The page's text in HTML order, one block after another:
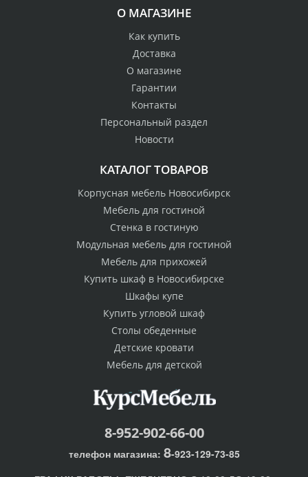
О МАГАЗИНЕ
Как купить
Доставка
О магазине
Гарантии
Контакты
Персональный раздел
Новости
КАТАЛОГ ТОВАРОВ
Корпусная мебель Новосибирск
Мебель для гостиной
Стенка в гостиную
Модульная мебель для гостиной
Мебель для прихожей
Купить шкаф в Новосибирске
Шкафы купе
Купить угловой шкаф
Столы обеденные
Детские кровати
Мебель для детской
8-952-902-66-00
телефон магазина: 8-923-129-73-85